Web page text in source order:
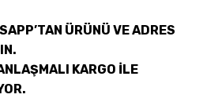
ÜRÜNÜ VE ADRES
KARGO İLE